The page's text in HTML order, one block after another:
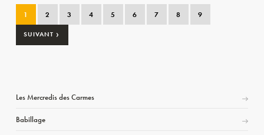
1 2 3 4 5 6 7 8 9
SUIVANT ›
Les Mercredis des Carmes
Babillage